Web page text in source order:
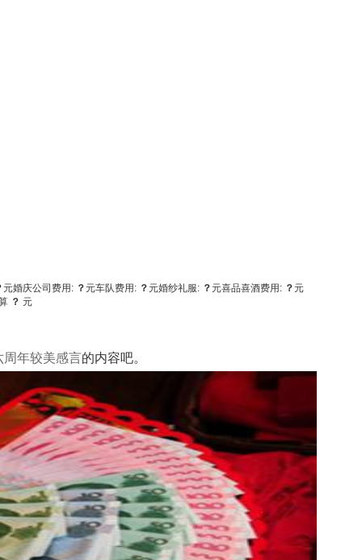
元婚庆公司费用: ？元车队费用: ？元婚纱礼服: ？元喜品喜酒费用: ？元
？ 元
周年较美感言的内容吧。